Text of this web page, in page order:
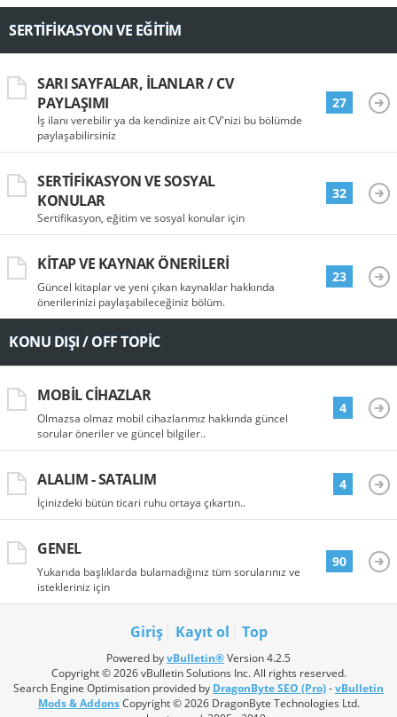
SERTIFIKASYON VE EĞITIM
SARI SAYFALAR, İLANLAR / CV
PAYLAŞIMI
İş ilanı verebilir ya da kendinize ait CV'nizi bu bölümde
paylaşabilirsiniz
27
SERTIFIKASYON VE SOSYAL
KONULAR
Sertifikasyon, eğitim ve sosyal konular için
32
KITAP VE KAYNAK ÖNERILERI
Güncel kitaplar ve yeni çıkan kaynaklar hakkında
önerilerinizi paylaşabileceğiniz bölüm.
23
KONU DIŞI / OFF TOPIC
MOBIL CIHAZLAR
Olmazsa olmaz mobil cihazlarımız hakkında güncel
sorular öneriler ve güncel bilgiler..
4
ALALIM - SATALIM
İçinizdeki bütün ticari ruhu ortaya çıkartın..
4
GENEL
Yukarıda başlıklarda bulamadığınız tüm sorularınız ve
istekleriniz için
90
Giriş Kayıt ol Top
Powered byvBulletin®Version 4.2.5
Copyright © 2026 vBulletin Solutions Inc. All rights reserved.
Search Engine Optimisation provided by DragonByte SEO (Pro)-vBulletin
Mods & AddonsCopyright © 2026 DragonByte Technologies Ltd.